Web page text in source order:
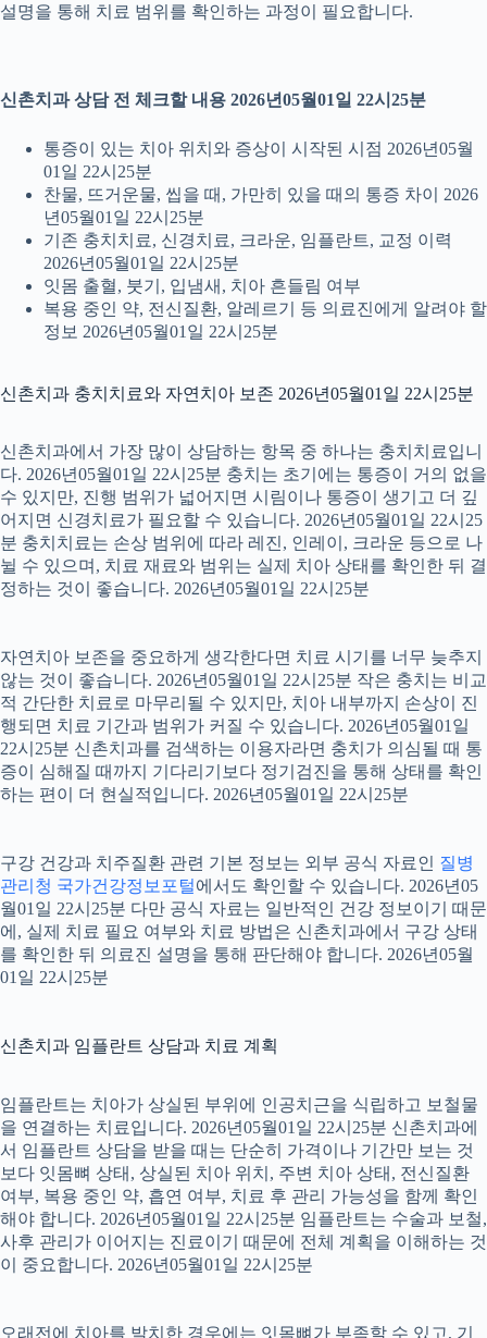
설명을 통해 치료 범위를 확인하는 과정이 필요합니다.
신촌치과 상담 전 체크할 내용 2026년05월01일 22시25분
통증이 있는 치아 위치와 증상이 시작된 시점 2026년05월
01일 22시25분
찬물, 뜨거운물, 씹을 때, 가만히 있을 때의 통증 차이 2026
년05월01일 22시25분
기존 충치치료, 신경치료, 크라운, 임플란트, 교정 이력
2026년05월01일 22시25분
잇몸 출혈, 붓기, 입냄새, 치아 흔들림 여부
복용 중인 약, 전신질환, 알레르기 등 의료진에게 알려야 할
정보 2026년05월01일 22시25분
신촌치과 충치치료와 자연치아 보존 2026년05월01일 22시25분
신촌치과에서 가장 많이 상담하는 항목 중 하나는 충치치료입니
다. 2026년05월01일 22시25분 충치는 초기에는 통증이 거의 없을
수 있지만, 진행 범위가 넓어지면 시림이나 통증이 생기고 더 깊
어지면 신경치료가 필요할 수 있습니다. 2026년05월01일 22시25
분 충치치료는 손상 범위에 따라 레진, 인레이, 크라운 등으로 나
뉠 수 있으며, 치료 재료와 범위는 실제 치아 상태를 확인한 뒤 결
정하는 것이 좋습니다. 2026년05월01일 22시25분
자연치아 보존을 중요하게 생각한다면 치료 시기를 너무 늦추지
않는 것이 좋습니다. 2026년05월01일 22시25분 작은 충치는 비교
적 간단한 치료로 마무리될 수 있지만, 치아 내부까지 손상이 진
행되면 치료 기간과 범위가 커질 수 있습니다. 2026년05월01일
22시25분 신촌치과를 검색하는 이용자라면 충치가 의심될 때 통
증이 심해질 때까지 기다리기보다 정기검진을 통해 상태를 확인
하는 편이 더 현실적입니다. 2026년05월01일 22시25분
구강 건강과 치주질환 관련 기본 정보는 외부 공식 자료인 질병
관리청 국가건강정보포털에서도 확인할 수 있습니다. 2026년05
월01일 22시25분 다만 공식 자료는 일반적인 건강 정보이기 때문
에, 실제 치료 필요 여부와 치료 방법은 신촌치과에서 구강 상태
를 확인한 뒤 의료진 설명을 통해 판단해야 합니다. 2026년05월
01일 22시25분
신촌치과 임플란트 상담과 치료 계획
임플란트는 치아가 상실된 부위에 인공치근을 식립하고 보철물
을 연결하는 치료입니다. 2026년05월01일 22시25분 신촌치과에
서 임플란트 상담을 받을 때는 단순히 가격이나 기간만 보는 것
보다 잇몸뼈 상태, 상실된 치아 위치, 주변 치아 상태, 전신질환
여부, 복용 중인 약, 흡연 여부, 치료 후 관리 가능성을 함께 확인
해야 합니다. 2026년05월01일 22시25분 임플란트는 수술과 보철,
사후 관리가 이어지는 진료이기 때문에 전체 계획을 이해하는 것
이 중요합니다. 2026년05월01일 22시25분
오래전에 치아를 발치한 경우에는 잇몸뼈가 부족할 수 있고, 기